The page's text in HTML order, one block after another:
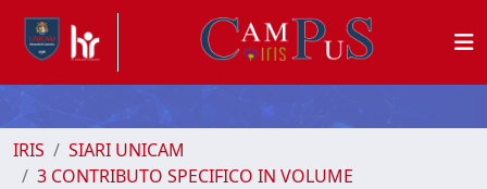
IRIS
SIARI UNICAM
3 CONTRIBUTO SPECIFICO IN VOLUME